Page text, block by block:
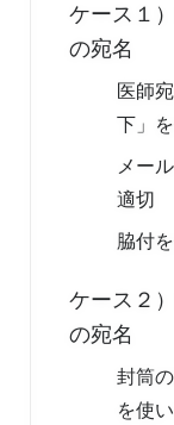
ケース１
の宛名
医師
下」
メー
適切
脇付
ケース２
の宛名
封筒
を使